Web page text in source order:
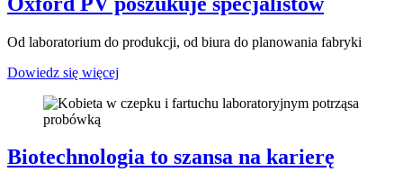
Od laboratorium do produkcji, od biura do planowania fabryki
Dowiedz się więcej
Biotechnologia to szansa na karierę